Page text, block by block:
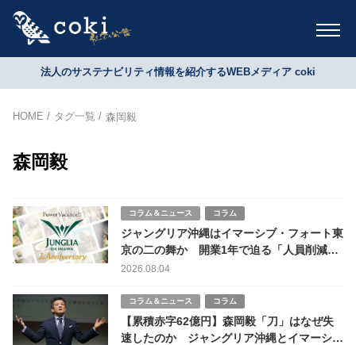
法人のサステナビリティ情報を紹介するWEBメディア coki
HOME タグ一覧 森岡毅
森岡毅
コラム＆ニュース コラム
ジャングリア沖縄はイマーシブ・フォート東
京の二の舞か 開業1年で迫る「人員削減」
の危機
2026.08.04
コラム＆ニュース コラム
【累積赤字62億円】森岡毅「刀」はなぜ失
速したのか ジャングリア沖縄とイマーシ